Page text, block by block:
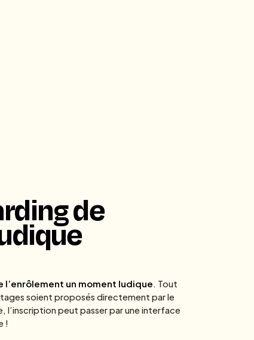
de
l’enrôlement un moment ludique. Tout
soient proposés directement par le
l’inscription peut passer par une interface
!